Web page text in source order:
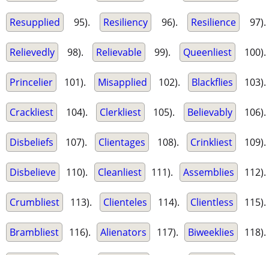
Resupplied 95). Resiliency 96). Resilience 97).
Relievedly 98). Relievable 99). Queenliest 100).
Princelier 101). Misapplied 102). Blackflies 103).
Crackliest 104). Clerkliest 105). Believably 106).
Disbeliefs 107). Clientages 108). Crinkliest 109).
Disbelieve 110). Cleanliest 111). Assemblies 112).
Crumbliest 113). Clienteles 114). Clientless 115).
Brambliest 116). Alienators 117). Biweeklies 118).